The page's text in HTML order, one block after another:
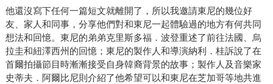
他還沒寫下任何一篇短文就離開了，所以我邀請東尼的幾位好
友、家人和同事，分享他們對和東尼一起體驗過的地方有何共同
想法和回憶。東尼的弟弟克里斯多福．波登重述了前往法國、烏
拉圭和紐澤西州的回憶；東尼的製作人和導演納利．桂訴說了在
首爾拍攝節目時漸漸接受自身韓裔背景的故事；製作人及音樂家
史蒂夫．阿爾比尼則介紹了他希望可以和東尼在芝加哥等地共進